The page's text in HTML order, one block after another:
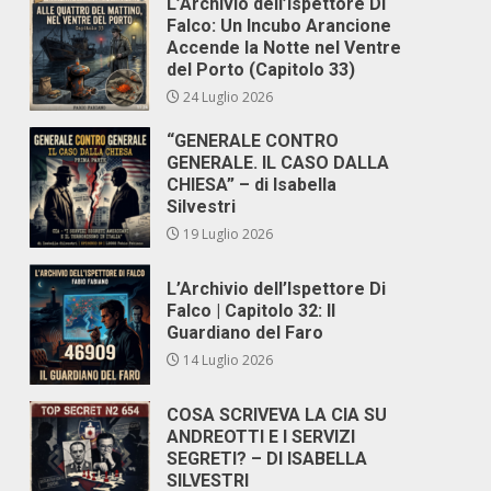
Falco: Un Incubo Arancione
Accende la Notte nel Ventre
del Porto (Capitolo 33)
24 Luglio 2026
“GENERALE CONTRO
GENERALE. IL CASO DALLA
CHIESA” – di Isabella
Silvestri
19 Luglio 2026
L’Archivio dell’Ispettore Di
Falco | Capitolo 32: Il
Guardiano del Faro
14 Luglio 2026
COSA SCRIVEVA LA CIA SU
ANDREOTTI E I SERVIZI
SEGRETI? – DI ISABELLA
SILVESTRI